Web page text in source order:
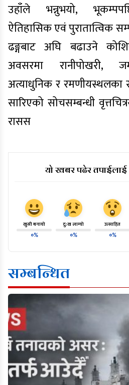
उहाँले भन्नुभयो,
ऐतिहासिक एवं पुरातात्विक
ढङ्गबाट अघि बढाउने
अवसरमा रानीपोखरी,
अत्याधुनिक र रमणीयस्थलका
सारिएको सोचसम्बन्धी
रासस
यो खबर पढेर तपाईलाई
खुसी बनायो
०%
दु:ख लाग्यो
०%
उत्साहित
०%
सम्बन्धित